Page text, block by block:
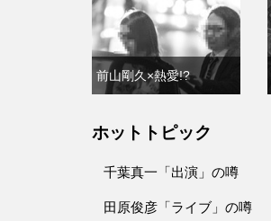
前山剛久×熱愛!?
ホットトピック
千葉真一「出演」の噂
田原俊彦「ライブ」の噂